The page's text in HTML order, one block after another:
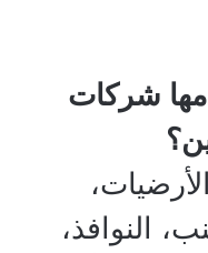
شركات
النوافذ،